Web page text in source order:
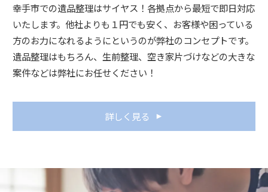
幸手市での遺品整理はサイヤス！各拠点から最短で即日対応
いたします。他社よりも１円でも安く、お客様や困っている
方のお力になれるようにというのが弊社のコンセプトです。
遺品整理はもちろん、生前整理、空き家片づけなどの大きな
案件などは弊社にお任せください！
詳しく見る